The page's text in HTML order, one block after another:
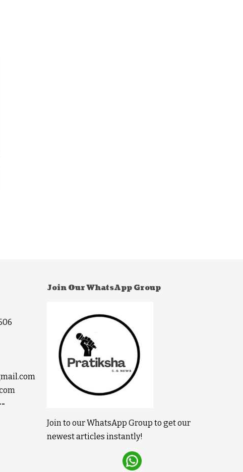
Join Our WhatsApp Group
Join to our WhatsApp Group to get our
newest articles instantly!